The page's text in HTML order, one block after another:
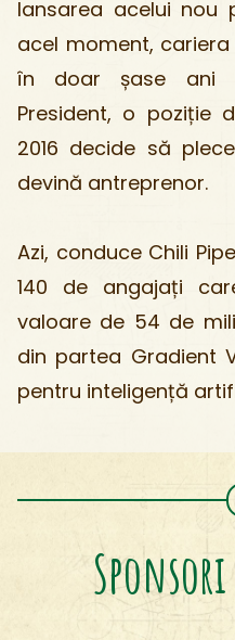
lansarea acelui nou
acel moment,
în doar șase ani
President, o poziție
2016 decide să
devină antreprenor.
Azi, conduce Chili
140 de angajați
valoare de 54 de
din partea Gradient
pentru inteligență